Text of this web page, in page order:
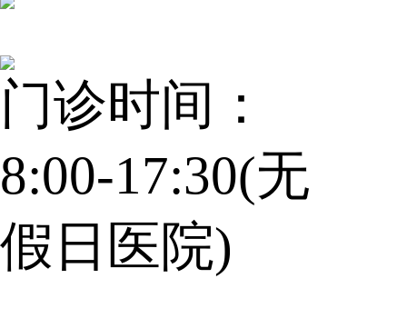
门诊时间：
8:00-17:30(无
假日医院)